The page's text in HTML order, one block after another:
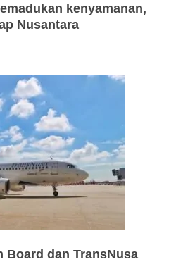
kenyamanan,
Nusantara
Board dan TransNusa